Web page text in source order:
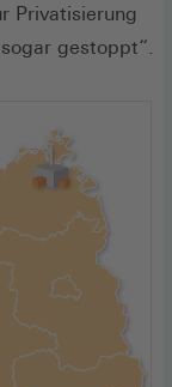
Privatisierung
gestoppt“.